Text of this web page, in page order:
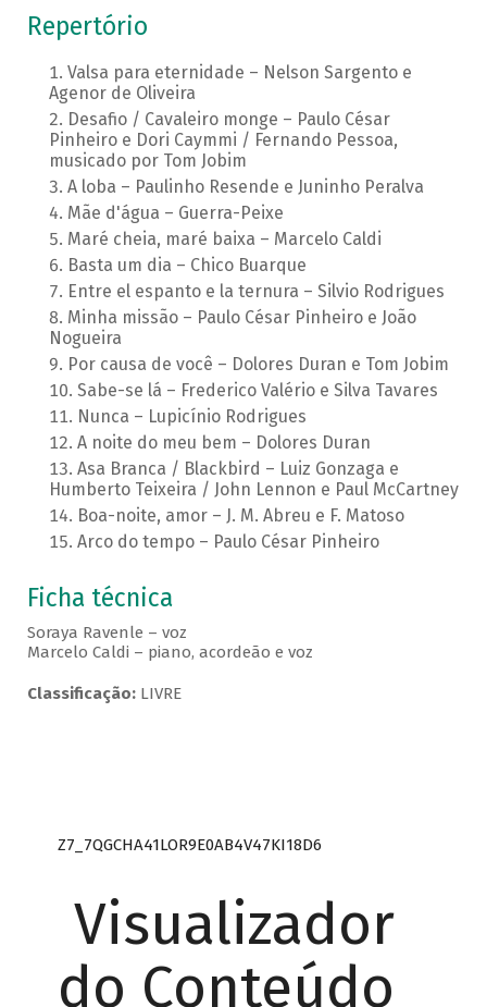
Repertório
Valsa para eternidade – Nelson Sargento e
Agenor de Oliveira
Desafio / Cavaleiro monge – Paulo César
Pinheiro e Dori Caymmi / Fernando Pessoa,
musicado por Tom Jobim
A loba – Paulinho Resende e Juninho Peralva
Mãe d'água – Guerra-Peixe
Maré cheia, maré baixa – Marcelo Caldi
Basta um dia – Chico Buarque
Entre el espanto e la ternura – Silvio Rodrigues
Minha missão – Paulo César Pinheiro e João
Nogueira
Por causa de você – Dolores Duran e Tom Jobim
Sabe-se lá – Frederico Valério e Silva Tavares
Nunca – Lupicínio Rodrigues
A noite do meu bem – Dolores Duran
Asa Branca / Blackbird – Luiz Gonzaga e
Humberto Teixeira / John Lennon e Paul McCartney
Boa-noite, amor – J. M. Abreu e F. Matoso
Arco do tempo – Paulo César Pinheiro
Ficha técnica
Soraya Ravenle – voz
Marcelo Caldi – piano, acordeão e voz
Classificação: LIVRE
Z7_7QGCHA41LOR9E0AB4V47KI18D6
Visualizador
do Conteúdo